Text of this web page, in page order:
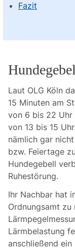
Fazit
Laut OLG Köln
15 Minuten am
von 6 bis 22
von 13 bis 15
nämlich gar
bzw. Feiertage
Hundegebell
Ruhestörung.
Ihr Nachbar hat
Ordnungsamt
Lärmbelastung
anschließend